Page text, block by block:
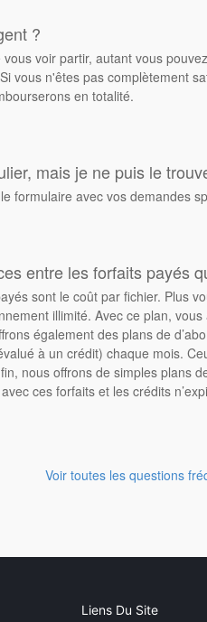
?
voir partir, autant vous
vous n'êtes pas complètement
en totalité.
mais je ne puis le
formulaire avec vos demandes
entre les forfaits payés
sont le coût par fichier. Plus
illimité. Avec ce plan,
également des plans de
à un crédit) chaque mois.
nous offrons de simples plans
ces forfaits et les crédits
Voir toutes les questions
Liens Du Site